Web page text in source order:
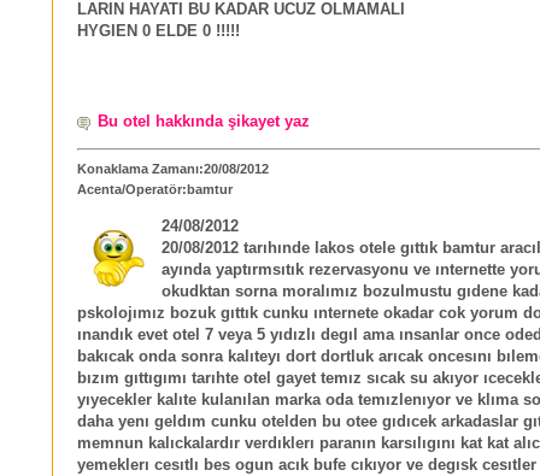
LARIN HAYATI BU KADAR UCUZ OLMAMALI
HYGIEN 0 ELDE 0 !!!!!
Bu otel hakkında şikayet yaz
Konaklama Zamanı:20/08/2012
Acenta/Operatör:bamtur
24/08/2012
20/08/2012 tarıhınde lakos otele gıttık bamtur
ayında yaptırmsıtık rezervasyonu ve ınternette
okudktan sorna moralımız bozulmustu gıdene
pskolojımız bozuk gıttık cunku ınternete okadar cok yorum
ınandık evet otel 7 veya 5 yıdızlı degıl ama ınsanlar once
bakıcak onda sonra kalıteyı dort dortluk arıcak oncesını
bızım gıttıgımı tarıhte otel gayet temız sıcak su akıyor
yıyecekler kalıte kulanılan marka oda temızlenıyor ve klıma
daha yenı geldım cunku otelden bu otee gıdıcek arkadaslar
memnun kalıckalardır verdıklerı paranın karsılıgını kat kat
yemeklerı cesıtlı bes ogun acık bufe cıkıyor ve degısk